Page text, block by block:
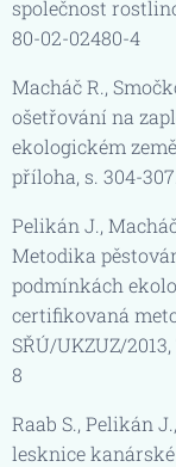
společnost
80-02-02480-4
Macháč R.,
ošetřování na
ekologickém
příloha, s. 304-
Pelikán J.,
Metodika
podmínkách
certifikovaná
SŘÚ/UKZUZ/
8
Raab S., Pelikán
lesknice